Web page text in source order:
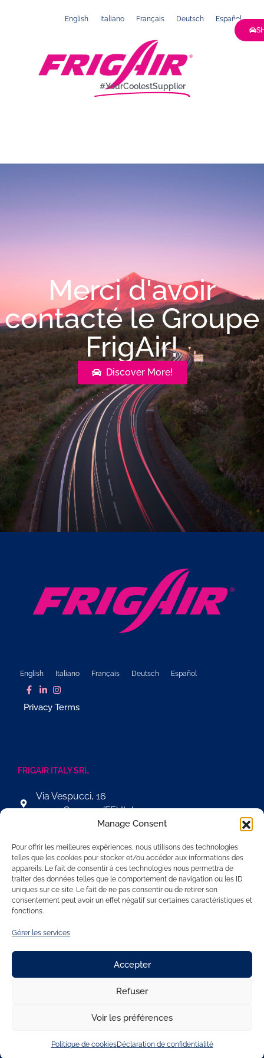
Manage Consent
Pour offrir les meilleures expériences, nous utilisons des technologies
telles que les cookies pour stocker et/ou accéder aux informations des
appareils. Le fait de consentir à ces technologies nous permettra de
traiter des données telles que le comportement de navigation ou les ID
uniques sur ce site. Le fait de ne pas consentir ou de retirer son
consentement peut avoir un effet négatif sur certaines caractéristiques et
fonctions.
Gérer les services
Accepter
Refuser
Voir les préférences
Politique de cookiesDéclaration de confidentialité
English Italiano Français Deutsch Español
#YourCoolestSupplier
Merci d'avoir
contacté le Groupe
FrigAir!
Discover More!
English Italiano Français Deutsch Español
Privacy Terms
FRIGAIR ITALY SRL
Via Vespucci, 16
44124 Cassana (FE) Italy
+39 0532 734911
info@frigair.com​
FRIGAIR IBERIA
Poligono El Olivar - Camino del Olivar,
33 Nave 10 28806 Alcalá De Henares -
+34 91 865 45 42
2023 © FriAir All rights reserved